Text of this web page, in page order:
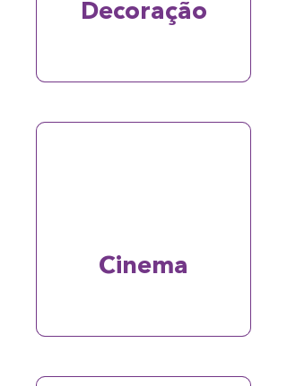
Decoração
Cinema